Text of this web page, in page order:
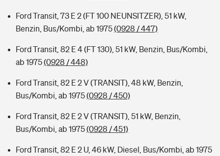
Ford Transit, 73 E 2 (FT 100 NEUNSITZER), 51 kW,
Benzin, Bus/Kombi, ab 1975(0928 / 447)
Ford Transit, 82 E 4 (FT 130), 51 kW, Benzin, Bus/Kombi,
ab 1975(0928 / 448)
Ford Transit, 82 E 2 V (TRANSIT), 48 kW, Benzin,
Bus/Kombi, ab 1975(0928 / 450)
Ford Transit, 82 E 2 V (TRANSIT), 51 kW, Benzin,
Bus/Kombi, ab 1975(0928 / 451)
Ford Transit, 82 E 2 U, 46 kW, Diesel, Bus/Kombi, ab 1975